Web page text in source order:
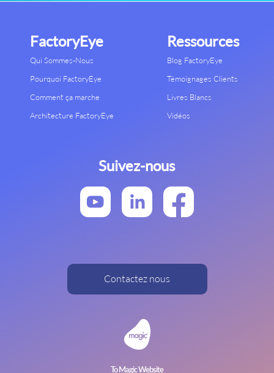
FactoryEye
Qui Sommes-Nous
Pourquoi FactoryEye
Comment ça marche
Architecture FactoryEye
Ressources
Blog FactoryEye
Témoignages Clients
Livres Blancs
Vidéos
Suivez-nous
Contactez nous
To Magic Website